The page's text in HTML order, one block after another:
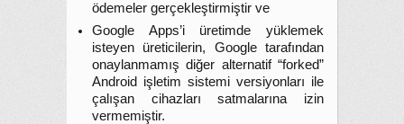
ödemeler gerçekleştirmiştir ve
Google Apps’i üretimde yüklemek
isteyen üreticilerin, Google tarafından
onaylanmamış diğer alternatif “forked”
Android işletim sistemi versiyonları ile
çalışan cihazları satmalarına izin
vermemiştir.